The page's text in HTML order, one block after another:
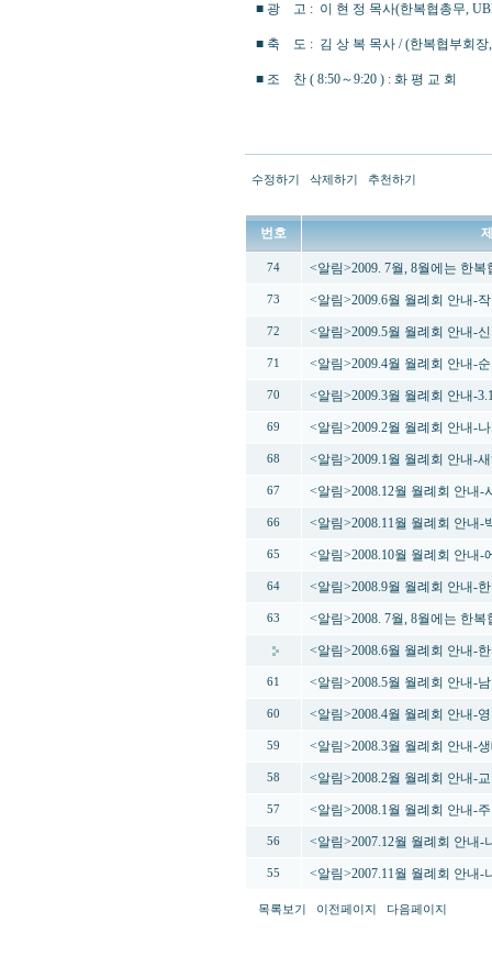
■ 광 고 : 이 현 정 목사(한복협총무,
■ 축 도 : 김 상 복 목사 / (한복협부회장
■ 조 찬 ( 8:50～9:20 ) : 화 평 교 회
수정하기 삭제하기 추천하기
번호
74 <알림>2009. 7월, 8월에는 한
73 <알림>2009.6월 월례회 안내-
72 <알림>2009.5월 월례회 안내-
71 <알림>2009.4월 월례회 안내-
70 <알림>2009.3월 월례회 안내-
69 <알림>2009.2월 월례회 안내-
68 <알림>2009.1월 월례회 안내-
67 <알림>2008.12월 월례회 안내
66 <알림>2008.11월 월례회 안내
65 <알림>2008.10월 월례회 안내-
64 <알림>2008.9월 월례회 안내-
63 <알림>2008. 7월, 8월에는 한
<알림>2008.6월 월례회 안내-
61 <알림>2008.5월 월례회 안내-
60 <알림>2008.4월 월례회 안내-
59 <알림>2008.3월 월례회 안내-
58 <알림>2008.2월 월례회 안내-
57 <알림>2008.1월 월례회 안내-
56 <알림>2007.12월 월례회 안내
55 <알림>2007.11월 월례회 안내-
목록보기 이전페이지 다음페이지